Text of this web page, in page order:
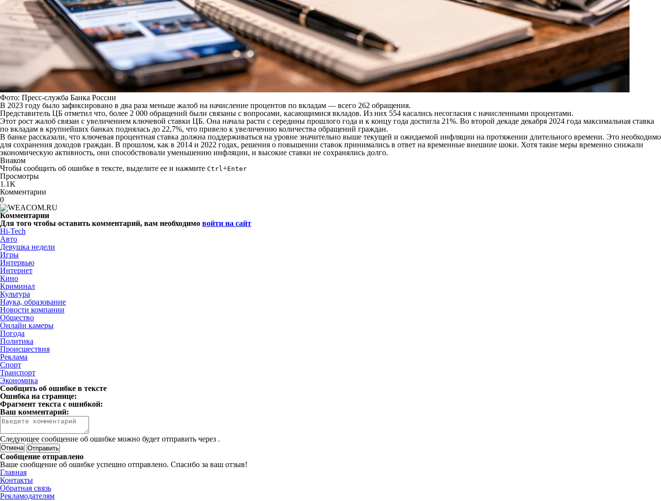
Фото: Пресс-служба Банка России
В 2023 году было зафиксировано в два раза меньше жалоб на начисление процентов по вкладам — всего 262 обращения.
Представитель ЦБ отметил что, более 2 000 обращений были связаны с вопросами, касающимися вкладов. Из них 554 касались несогласия с начисленными процентами.
Этот рост жалоб связан с увеличением ключевой ставки ЦБ. Она начала расти с середины прошлого года и к концу года достигла 21%. Во второй декаде декабря 2024 года максимальная ставка
по вкладам в крупнейших банках поднялась до 22,7%, что привело к увеличению количества обращений граждан.
В банке рассказали, что ключевая процентная ставка должна поддерживаться на уровне значительно выше текущей и ожидаемой инфляции на протяжении длительного времени. Это необходимо
для сохранения доходов граждан. В прошлом, как в 2014 и 2022 годах, решения о повышении ставок принимались в ответ на временные внешние шоки. Хотя такие меры временно снижали
экономическую активность, они способствовали уменьшению инфляции, и высокие ставки не сохранялись долго.
Виаком
Чтобы сообщить об ошибке в тексте, выделите ее и нажмите Ctrl+Enter
Просмотры
1.1K
Комментарии
0
Комментарии
Для того чтобы оставить комментарий, вам необходимо войти на сайт
Hi-Tech
Авто
Девушка недели
Игры
Интервью
Интернет
Кино
Криминал
Культура
Наука, образование
Новости компании
Общество
Онлайн камеры
Погода
Политика
Происшествия
Реклама
Спорт
Транспорт
Экономика
Сообщить об ошибке в тексте
Ошибка на странице:
Фрагмент текста с ошибкой:
Ваш комментарий:
Следующее сообщение об ошибке можно будет отправить через .
Отмена
Сообщение отправлено
Ваше сообщение об ошибке успешно отправлено. Спасибо за ваш отзыв!
Главная
Контакты
Обратная связь
Рекламодателям